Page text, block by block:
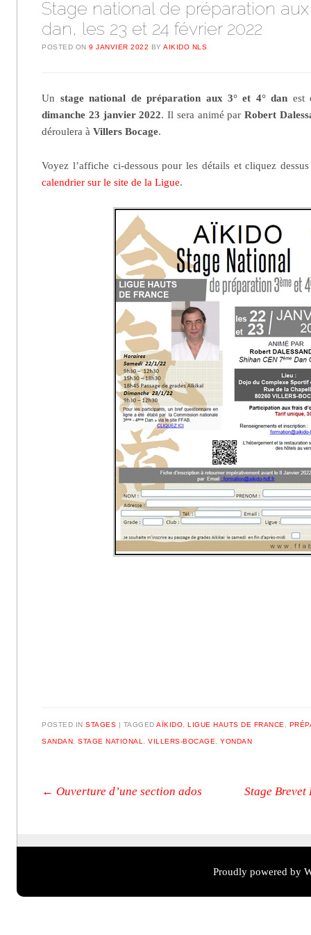
Stage national de préparation aux
dan, les 23 et 24 février 2022
POSTED ON9 JANVIER 2022 BYAIKIDO NLS
Un stage national de préparation aux 3° et 4° dan est
dimanche 23 janvier 2022. Il sera animé par Robert
déroulera àVillers Bocage.
Voyez l’affiche ci-dessous pour les détails et cliquez
calendrier sur le site de la Ligue.
POSTED INSTAGES | TAGGEDAÏKIDO ,LIGUE HAUTS DE FRANCE
SANDAN ,STAGE NATIONAL ,VILLERS-BOCAGE ,YONDAN
Post navigation
← Ouverture d’une section ados Stage
Proudly powered by